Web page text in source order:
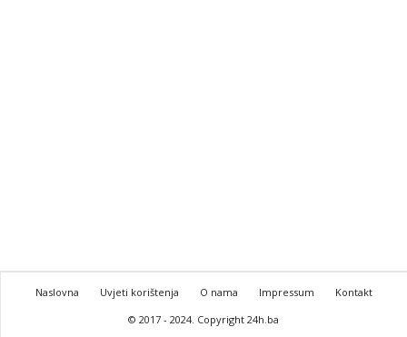
Naslovna Uvjeti korištenja O nama Impressum
Kontakt
© 2017 - 2024. Copyright 24h.ba